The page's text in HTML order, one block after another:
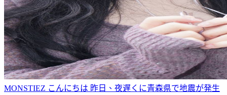
MONSTIEZ こんにちは 昨日、夜遅くに青森県で地震が発生